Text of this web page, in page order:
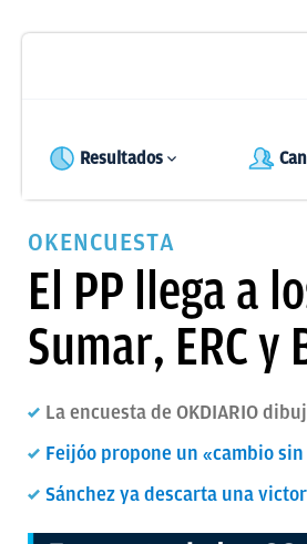
Resultados
OKENCUESTA
El PP llega a
Sumar, ERC
La encuesta de OKDIARIO
Feijóo propone un «cambio
Sánchez ya descarta una